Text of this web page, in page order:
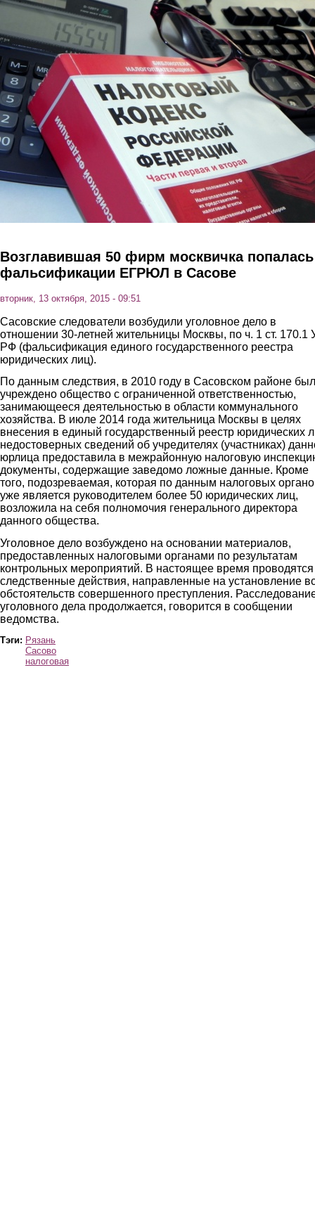
Перейти к основному содержанию
Возглавившая 50 фирм москвичка
фальсификации ЕГРЮЛ в Сасове
вторник, 13 октября, 2015 - 09:51
Сасовские следователи возбудили уголовное дело в
отношении 30-летней жительницы Москвы, по ч. 1 ст. 170.1
РФ (фальсификация единого государственного реестра
юридических лиц).
По данным следствия, в 2010 году в Сасовском районе
учреждено общество с ограниченной ответственностью,
занимающееся деятельностью в области коммунального
хозяйства. В июле 2014 года жительница Москвы в целях
внесения в единый государственный реестр юридических
недостоверных сведений об учредителях (участниках)
юрлица предоставила в межрайонную налоговую
документы, содержащие заведомо ложные данные. Кроме
того, подозреваемая, которая по данным налоговых
уже является руководителем более 50 юридических лиц,
возложила на себя полномочия генерального директора
данного общества.
Уголовное дело возбуждено на основании материалов,
предоставленных налоговыми органами по результатам
контрольных мероприятий. В настоящее время проводятся
следственные действия, направленные на установление
обстоятельств совершенного преступления.
уголовного дела продолжается, говорится в сообщении
ведомства.
Тэги: Рязань
Сасово
налоговая